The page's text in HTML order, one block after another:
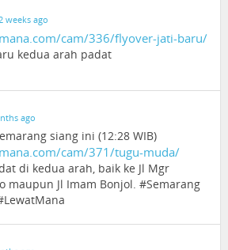
weeks ago
cam/336/flyover-jati-baru/
kedua arah padat
ago
siang ini (12:28 WIB)
cam/371/tugu-muda/
di kedua arah, baik ke Jl Mgr
maupun Jl Imam Bonjol. #Semarang